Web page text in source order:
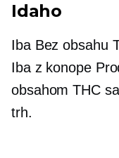
Idaho
Iba Bez obsahu
Iba z konope
obsahom THC
trh.